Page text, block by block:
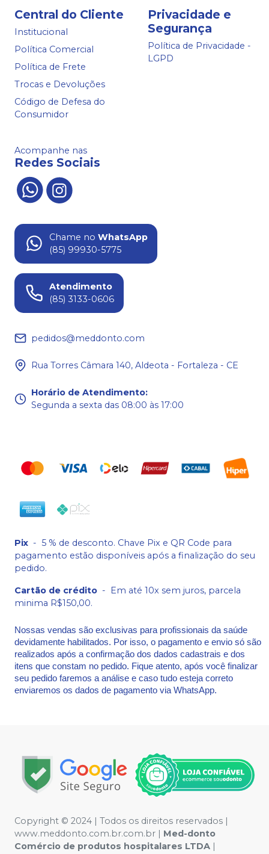
Central do Cliente
Institucional
Política Comercial
Política de Frete
Trocas e Devoluções
Código de Defesa do
Consumidor
Privacidade e
Segurança
Política de Privacidade -
LGPD
Acompanhe nas
Redes Sociais
Chame no WhatsApp
(85) 99930-5775
Atendimento
(85) 3133-0606
pedidos@meddonto.com
Rua Torres Câmara 140, Aldeota - Fortaleza - CE
Horário de Atendimento:
Segunda a sexta das 08:00 às 17:00
Pix - 5 % de desconto. Chave Pix e QR Code para
pagamento estão disponíveis após a finalização do seu
pedido.
Cartão de crédito - Em até 10x sem juros, parcela
minima R$150,00.
Nossas vendas são exclusivas para profissionais da saúde
devidamente habilitados. Por isso, o pagamento e envio só são
realizados após a confirmação dos dados cadastrais e dos
itens que constam no pedido. Fique atento, após você finalizar
seu pedido faremos a análise e caso tudo esteja correto
enviaremos os dados de pagamento via WhatsApp.
Copyright © 2024 | Todos os direitos reservados |
www.meddonto.com.br.com.br | Med-donto
Comércio de produtos hospitalares LTDA |